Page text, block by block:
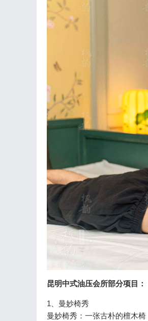
昆明中式油压会所部分项目：
1、曼妙椅秀
曼妙椅秀：一张古朴的檀木